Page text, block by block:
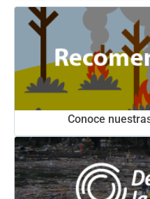
Conoce